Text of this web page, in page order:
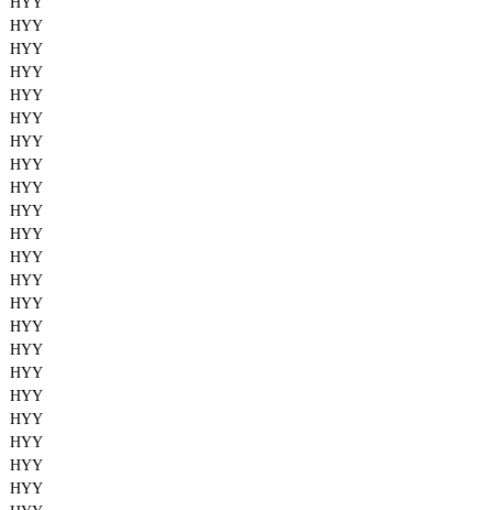
HYY
HYY
HYY
HYY
HYY
HYY
HYY
HYY
HYY
HYY
HYY
HYY
HYY
HYY
HYY
HYY
HYY
HYY
HYY
HYY
HYY